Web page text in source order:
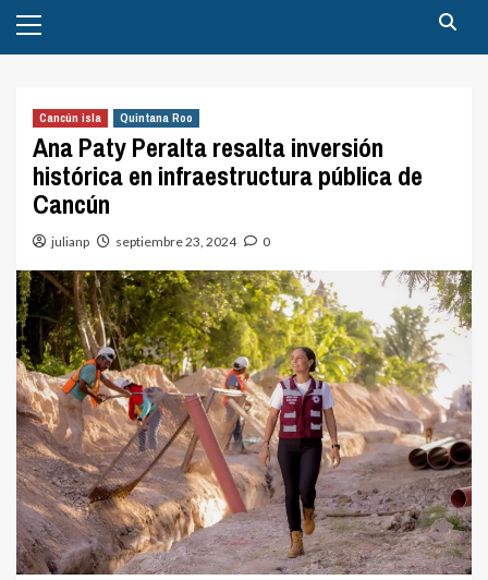
principal
Cancún isla Quintana Roo
Ana Paty Peralta resalta inversión
histórica en infraestructura pública de
Cancún
julianp septiembre 23, 2024 0